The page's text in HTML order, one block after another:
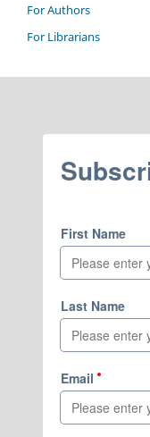
For Authors
For Librarians